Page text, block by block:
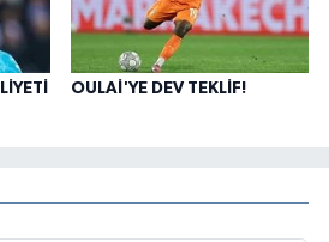
OULAİ'YE DEV TEKLİF!